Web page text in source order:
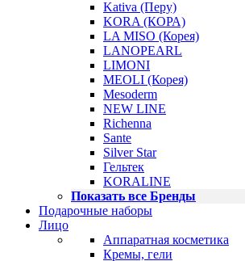
Kativa (Перу)
KORA (КОРА)
LA MISO (Корея)
LANOPEARL
LIMONI
MEOLI (Корея)
Mesoderm
NEW LINE
Richenna
Sante
Silver Star
Гельтек
KORALINE
Показать все Бренды
Подарочные наборы
Лицо
Аппаратная косметика
Кремы, гели